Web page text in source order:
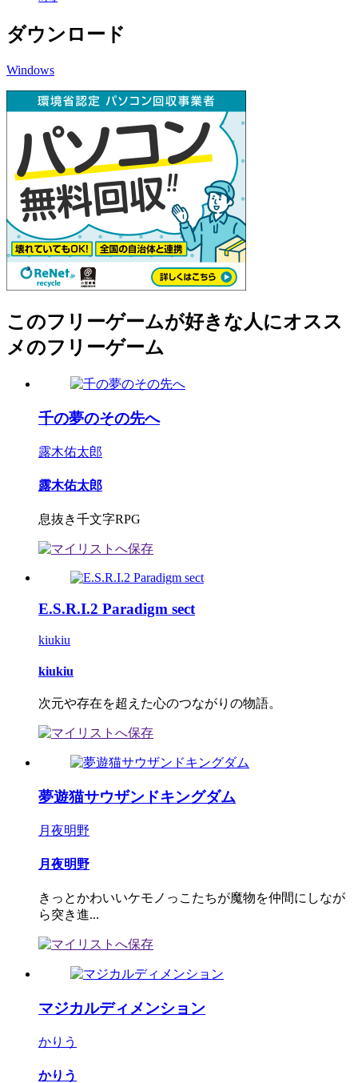
ダウンロード
Windows
このフリーゲームが好きな人にオスス
メのフリーゲーム
千の夢のその先へ
露木佑太郎
露木佑太郎
息抜き千文字RPG
E.S.R.I.2 Paradigm sect
kiukiu
kiukiu
次元や存在を超えた心のつながりの物語。
夢遊猫サウザンドキングダム
月夜明野
月夜明野
きっとかわいいケモノっこたちが魔物を仲間にしなが
ら突き進...
マジカルディメンション
かりう
かりう